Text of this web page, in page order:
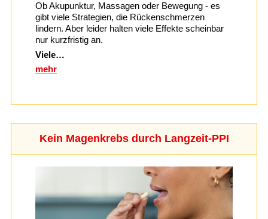
Ob Akupunktur, Massagen oder Bewegung - es
gibt viele Strategien, die Rückenschmerzen
lindern. Aber leider halten viele Effekte scheinbar
nur kurzfristig an.
Viele…
mehr
Kein Magenkrebs durch Langzeit-PPI